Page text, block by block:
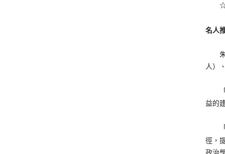
☆ 中
名人
朱
人）
「
益的
「
徑，